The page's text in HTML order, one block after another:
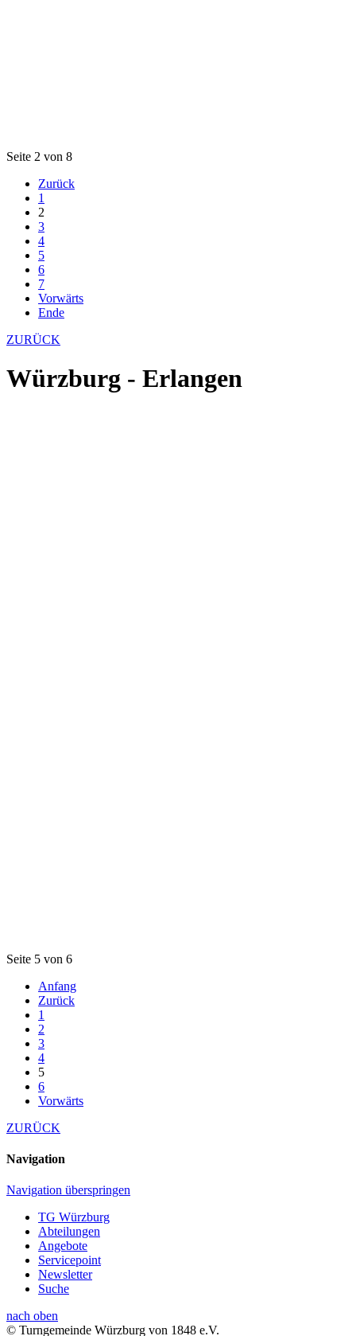
Seite 2 von 8
Zurück
1
2
3
4
5
6
7
Vorwärts
Ende
ZURÜCK
Würzburg - Erlangen
Seite 5 von 6
Anfang
Zurück
1
2
3
4
5
6
Vorwärts
ZURÜCK
Navigation
Navigation überspringen
TG Würzburg
Abteilungen
Angebote
Servicepoint
Newsletter
Suche
nach oben
© Turngemeinde Würzburg von 1848 e.V.